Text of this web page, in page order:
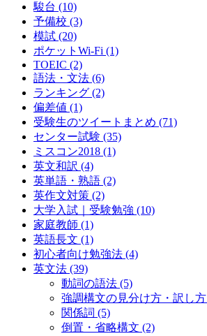
駿台 (10)
予備校 (3)
模試 (20)
ポケットWi-Fi (1)
TOEIC (2)
語法・文法 (6)
ランキング (2)
偏差値 (1)
受験生のツイートまとめ (71)
センター試験 (35)
ミスコン2018 (1)
英文和訳 (4)
英単語・熟語 (2)
英作文対策 (2)
大学入試｜受験勉強 (10)
家庭教師 (1)
英語長文 (1)
初心者向け勉強法 (4)
英文法 (39)
動詞の語法 (5)
強調構文の見分け方・訳し方
関係詞 (5)
倒置・省略構文 (2)